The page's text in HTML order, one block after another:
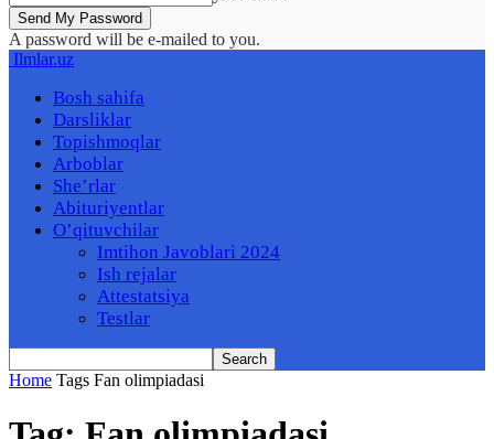
A password will be e-mailed to you.
Ilmlar.uz
Bosh sahifa
Darsliklar
Topishmoqlar
Arboblar
She’rlar
Abituriyentlar
O’qituvchilar
Imtihon Javoblari 2024
Ish rejalar
Attestatsiya
Testlar
Home Tags Fan olimpiadasi